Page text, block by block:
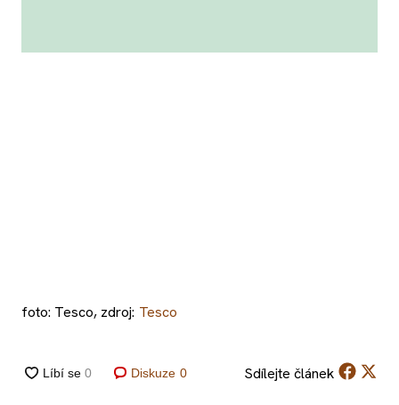
foto: Tesco, zdroj: Tesco
Diskuze 0 Sdílejte článek